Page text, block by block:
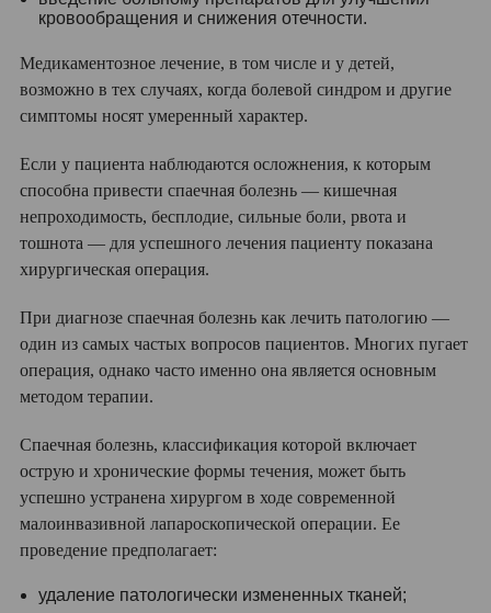
кровообращения и снижения отечности.
Медикаментозное лечение, в том числе и у детей,
возможно в тех случаях, когда болевой синдром и другие
симптомы носят умеренный характер.
Если у пациента наблюдаются осложнения, к которым
способна привести спаечная болезнь — кишечная
непроходимость, бесплодие, сильные боли, рвота и
тошнота — для успешного лечения пациенту показана
хирургическая операция.
При диагнозе спаечная болезнь как лечить патологию —
один из самых частых вопросов пациентов. Многих пугает
операция, однако часто именно она является основным
методом терапии.
Спаечная болезнь, классификация которой включает
острую и хронические формы течения, может быть
успешно устранена хирургом в ходе современной
малоинвазивной лапароскопической операции. Ее
проведение предполагает:
удаление патологически измененных тканей;